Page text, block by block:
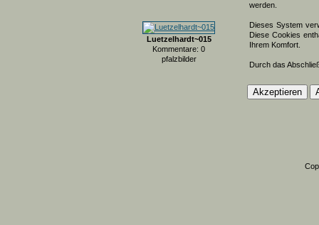
Luetzelhardt~015
Kommentare: 0
pfalzbilder
werden.
Dieses System
Diese Cookies
Ihrem Komfort.
Durch das